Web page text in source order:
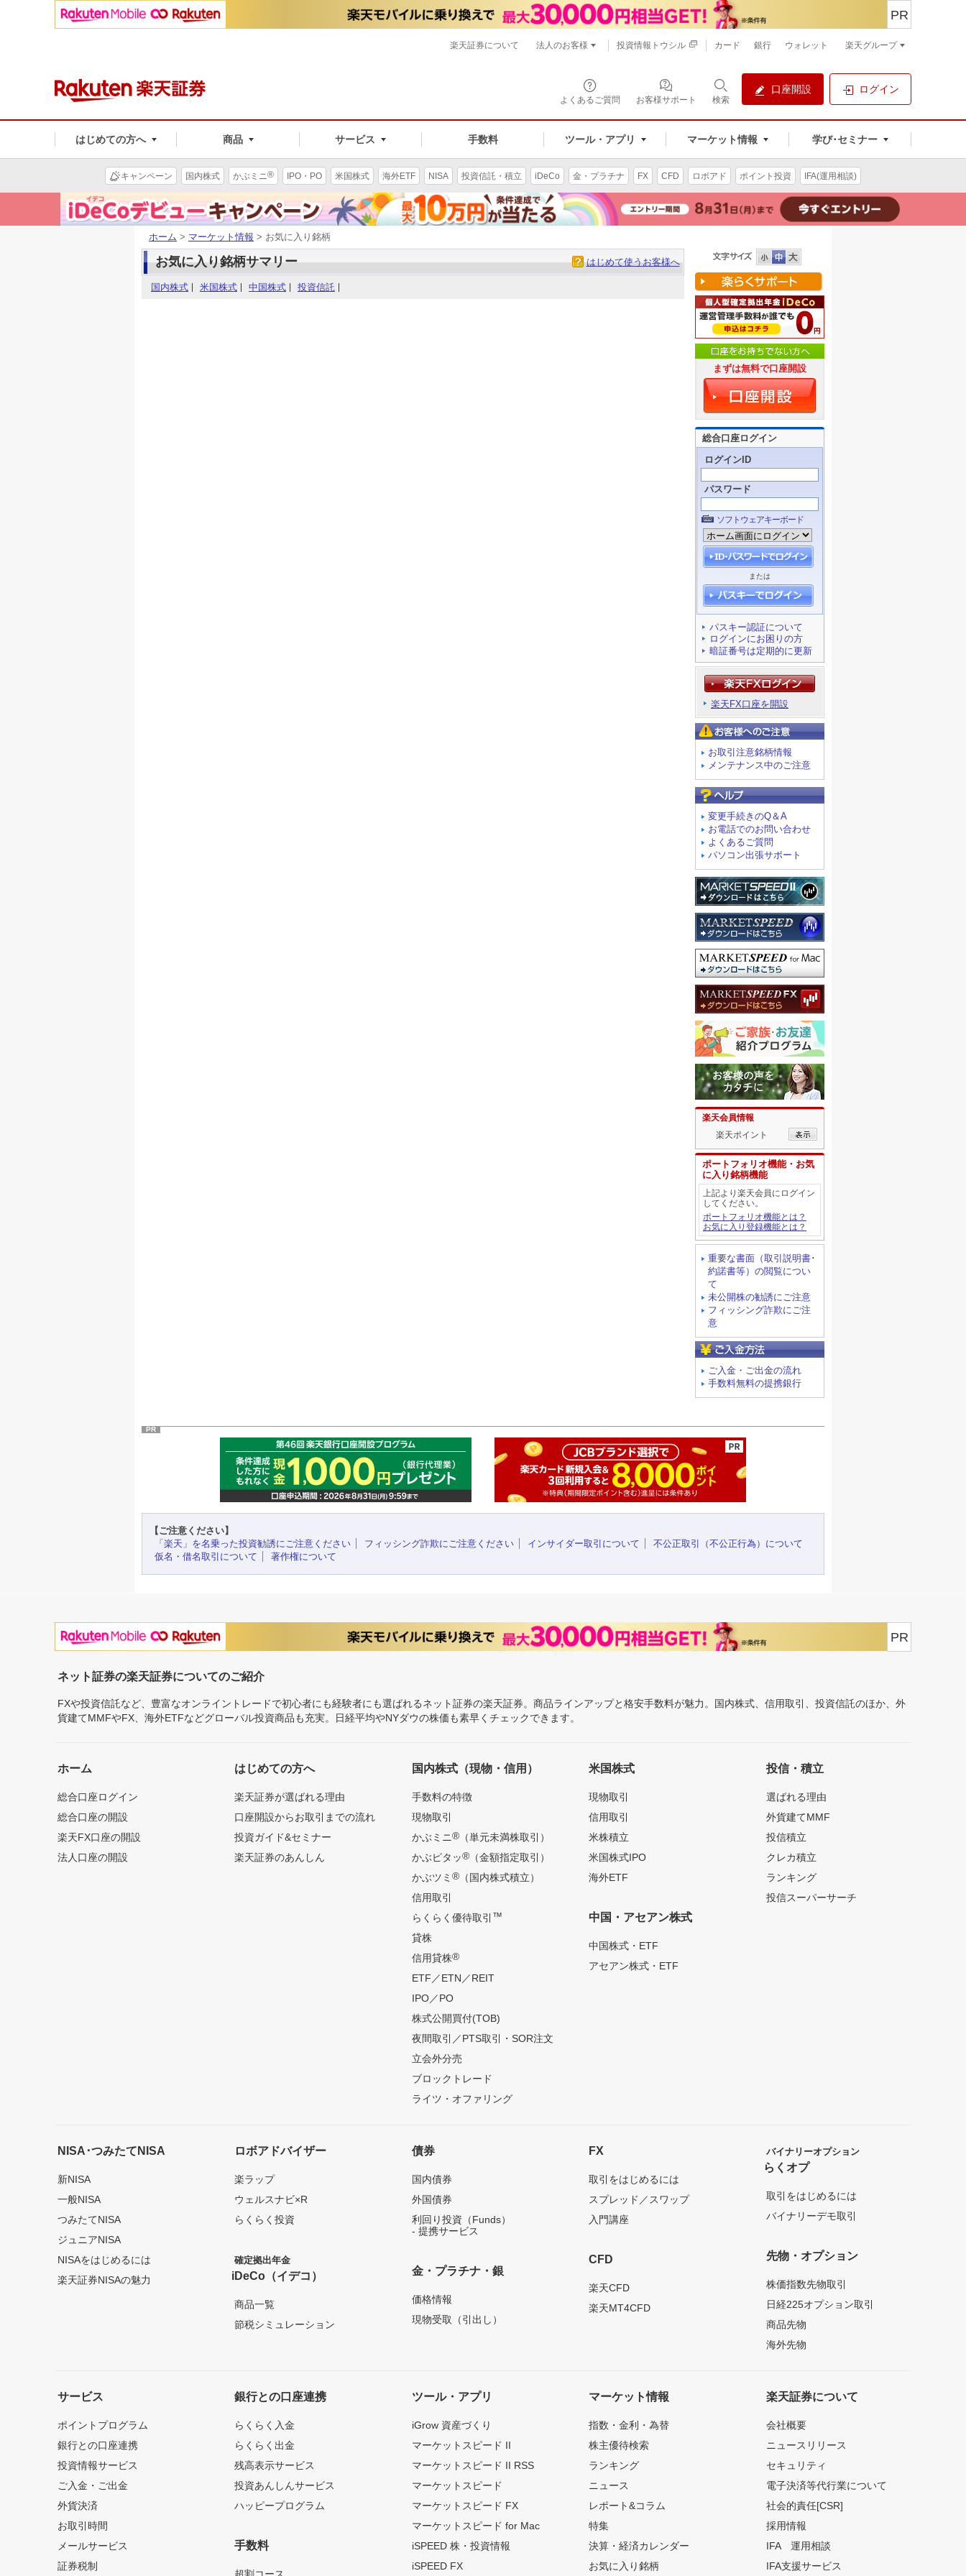
よくあるご質問 お客様サポート 検索
口座開設 ログイン
はじめての方へ 商品 サービス 手数料 ツール・アプリ マーケット情報 学び･セミナー
PR
楽天証券について 法人のお客様 投資情報トウシル カード 銀行 ウォレット 楽天グループ
キャンペーン 国内株式 かぶミニ® IPO・PO 米国株式 海外ETF NISA 投資信託・積立 iDeCo 金・プラチナ FX CFD ロボアド ポイント投資 IFA(運用相談)
ホーム > マーケット情報 > お気に入り銘柄
お気に入り銘柄サマリー はじめて使うお客様へ
国内株式 米国株式 中国株式 投資信託
まずは無料で口座開設
総合口座ログイン
ログインID
パスワード
ソフトウェアキーボード
または
パスキー認証について
ログインにお困りの方
暗証番号は定期的に更新
楽天FX口座を開設
お取引注意銘柄情報
メンテナンス中のご注意
変更手続きのQ＆A
お電話でのお問い合わせ
よくあるご質問
パソコン出張サポート
楽天会員情報
楽天ポイント
ポートフォリオ機能・お気
に入り銘柄機能
上記より楽天会員にログイン
してください。
ポートフォリオ機能とは？
お気に入り登録機能とは？
重要な書面（取引説明書･
約諾書等）の閲覧につい
て
未公開株の勧誘にご注意
フィッシング詐欺にご注
意
ご入金・ご出金の流れ
手数料無料の提携銀行
PR
【ご注意ください】
「楽天」を名乗った投資勧誘にご注意ください
フィッシング詐欺にご注意ください インサイダー取引について
不公正取引（不公正行為）について
仮名・借名取引について
著作権について
PR
ネット証券の楽天証券についてのご紹介
FXや投資信託など、豊富なオンライントレードで初心者にも経験者にも選ばれるネット証券の楽天証券。商品ラインアップと格安手数料が魅力。国内株式、信用取引、投資信託のほか、外
貨建てMMFやFX、海外ETFなどグローバル投資商品も充実。日経平均やNYダウの株価も素早くチェックできます。
ホーム
総合口座ログイン
総合口座の開設
楽天FX口座の開設
法人口座の開設
はじめての方へ
楽天証券が選ばれる理由
口座開設からお取引までの流れ
投資ガイド&セミナー
楽天証券のあんしん
国内株式（現物・信用）
手数料の特徴
現物取引
かぶミニ®（単元未満株取引）
かぶピタッ®（金額指定取引）
かぶツミ ®（国内株式積立）
信用取引
らくらく優待取引 ™
貸株
信用貸株®
ETF／ETN／REIT
IPO／PO
株式公開買付(TOB)
夜間取引／PTS取引・SOR注文
立会外分売
ブロックトレード
ライツ・オファリング
米国株式
現物取引
信用取引
米株積立
米国株式IPO
海外ETF
中国・アセアン株式
中国株式・ETF
アセアン株式・ETF
投信・積立
選ばれる理由
外貨建てMMF
投信積立
クレカ積立
ランキング
投信スーパーサーチ
NISA･つみたてNISA
新NISA
一般NISA
つみたてNISA
ジュニアNISA
NISAをはじめるには
楽天証券NISAの魅力
ロボアドバイザー
楽ラップ
ウェルスナビ×R
らくらく投資
確定拠出年金
iDeCo（イデコ）
商品一覧
節税シミュレーション
債券
国内債券
外国債券
利回り投資（Funds）
- 提携サービス
金・プラチナ・銀
価格情報
現物受取（引出し）
FX
取引をはじめるには
スプレッド／スワップ
入門講座
CFD
楽天CFD
楽天MT4CFD
バイナリーオプション
らくオプ
取引をはじめるには
バイナリーデモ取引
先物・オプション
株価指数先物取引
日経225オプション取引
商品先物
海外先物
サービス
ポイントプログラム
銀行との口座連携
投資情報サービス
ご入金・ご出金
外貨決済
お取引時間
メールサービス
証券税制
銀行との口座連携
らくらく入金
らくらく出金
残高表示サービス
投資あんしんサービス
ハッピープログラム
手数料
ツール・アプリ
iGrow 資産づくり
マーケットスピード II
マーケットスピード II RSS
マーケットスピード
マーケットスピード FX
マーケットスピード for Mac
iSPEED 株・投資情報
iSPEED FX
マーケット情報
指数・金利・為替
株主優待検索
ランキング
ニュース
レポート&コラム
特集
決算・経済カレンダー
お気に入り銘柄
楽天証券について
会社概要
ニュースリリース
セキュリティ
電子決済等代行業について
社会的責任[CSR]
採用情報
IFA 運用相談
IFA支援サービス